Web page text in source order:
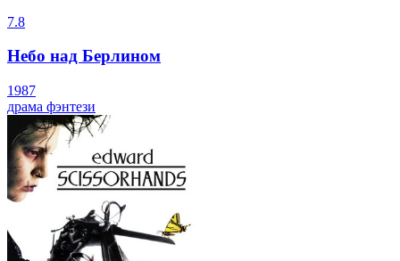
7.8
Небо над Берлином
1987
драма фэнтези